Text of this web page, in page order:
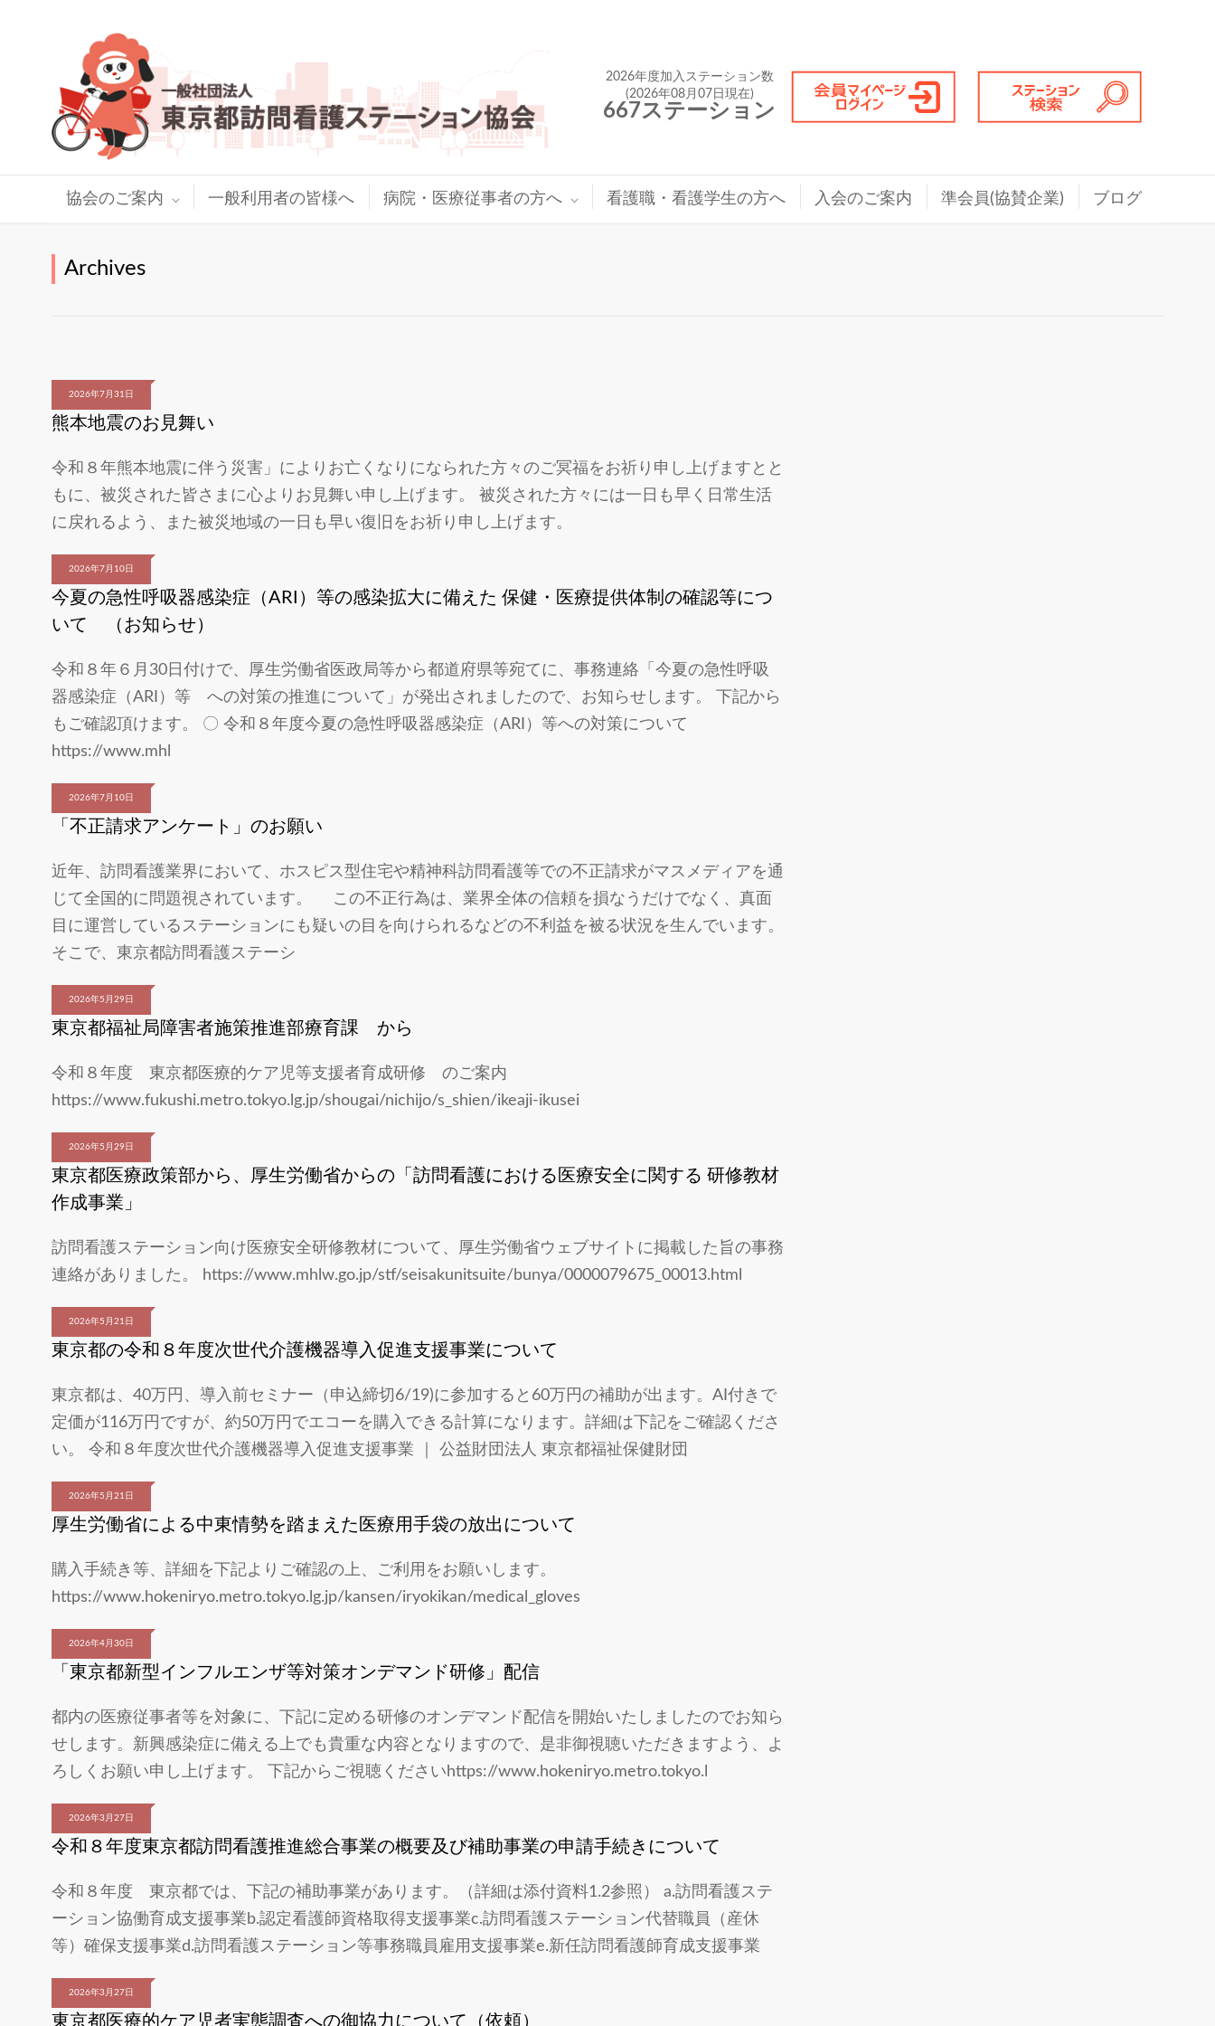
2026年度加入ステーション数
(2026年08月07日現在)
667ステーション
協会のご案内 一般利用者の皆様へ 病院・医療従事者の方へ 看護職・看護学生の方へ 入会のご案内 準会員(協賛企業) ブログ
Archives
2026年7月31日
熊本地震のお見舞い
令和８年熊本地震に伴う災害」によりお亡くなりになられた方々のご冥福をお祈り申し上げますとと
もに、被災された皆さまに心よりお見舞い申し上げます。 被災された方々には一日も早く日常生活
に戻れるよう、また被災地域の一日も早い復旧をお祈り申し上げます。
2026年7月10日
今夏の急性呼吸器感染症（ARI）等の感染拡大に備えた 保健・医療提供体制の確認等につ
いて （お知らせ）
令和８年６月30日付けで、厚生労働省医政局等から都道府県等宛てに、事務連絡「今夏の急性呼吸
器感染症（ARI）等 への対策の推進について」が発出されましたので、お知らせします。 下記から
もご確認頂けます。 〇 令和８年度今夏の急性呼吸器感染症（ARI）等への対策について
https://www.mhl
2026年7月10日
「不正請求アンケート」のお願い
近年、訪問看護業界において、ホスピス型住宅や精神科訪問看護等での不正請求がマスメディアを通
じて全国的に問題視されています。 この不正行為は、業界全体の信頼を損なうだけでなく、真面
目に運営しているステーションにも疑いの目を向けられるなどの不利益を被る状況を生んでいます。
そこで、東京都訪問看護ステーシ
2026年5月29日
東京都福祉局障害者施策推進部療育課 から
令和８年度 東京都医療的ケア児等支援者育成研修 のご案内
https://www.fukushi.metro.tokyo.lg.jp/shougai/nichijo/s_shien/ikeaji-ikusei
2026年5月29日
東京都医療政策部から、厚生労働省からの「訪問看護における医療安全に関する 研修教材
作成事業」
訪問看護ステーション向け医療安全研修教材について、厚生労働省ウェブサイトに掲載した旨の事務
連絡がありました。 https://www.mhlw.go.jp/stf/seisakunitsuite/bunya/0000079675_00013.html
2026年5月21日
東京都の令和８年度次世代介護機器導入促進支援事業について
東京都は、40万円、導入前セミナー（申込締切6/19)に参加すると60万円の補助が出ます。AI付きで
定価が116万円ですが、約50万円でエコーを購入できる計算になります。詳細は下記をご確認くださ
い。 令和８年度次世代介護機器導入促進支援事業 ｜ 公益財団法人 東京都福祉保健財団
2026年5月21日
厚生労働省による中東情勢を踏まえた医療用手袋の放出について
購入手続き等、詳細を下記よりご確認の上、ご利用をお願いします。
https://www.hokeniryo.metro.tokyo.lg.jp/kansen/iryokikan/medical_gloves
2026年4月30日
「東京都新型インフルエンザ等対策オンデマンド研修」配信
都内の医療従事者等を対象に、下記に定める研修のオンデマンド配信を開始いたしましたのでお知ら
せします。新興感染症に備える上でも貴重な内容となりますので、是非御視聴いただきますよう、よ
ろしくお願い申し上げます。 下記からご視聴くださいhttps://www.hokeniryo.metro.tokyo.l
2026年3月27日
令和８年度東京都訪問看護推進総合事業の概要及び補助事業の申請手続きについて
令和８年度 東京都では、下記の補助事業があります。（詳細は添付資料1.2参照） a.訪問看護ステ
ーション協働育成支援事業b.認定看護師資格取得支援事業c.訪問看護ステーション代替職員（産休
等）確保支援事業d.訪問看護ステーション等事務職員雇用支援事業e.新任訪問看護師育成支援事業
2026年3月27日
東京都医療的ケア児者実態調査への御協力について（依頼）